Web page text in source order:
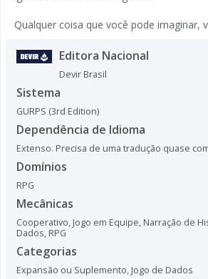
Qualquer coisa que você pode imaginar,
Editora Nacional
Devir Brasil
Sistema
GURPS (3rd Edition)
Dependência de Idioma
Extenso. Precisa de uma tradução quase
Domínios
RPG
Mecânicas
Cooperativo, Jogo em Equipe, Narração de
Dados, RPG
Categorias
Expansão ou Suplemento, Jogo de Dados